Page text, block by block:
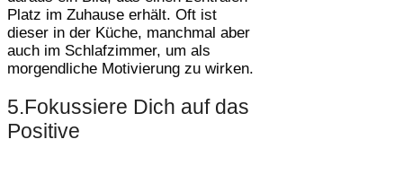
Platz im Zuhause erhält. Oft ist
dieser in der Küche, manchmal aber
auch im Schlafzimmer, um als
morgendliche Motivierung zu wirken.
5.Fokussiere Dich auf das
Positive